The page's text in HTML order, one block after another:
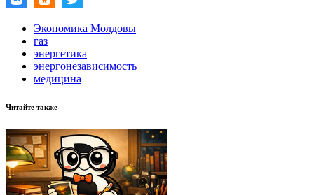
Экономика Молдовы
газ
энергетика
энергонезависимость
медицина
Читайте также